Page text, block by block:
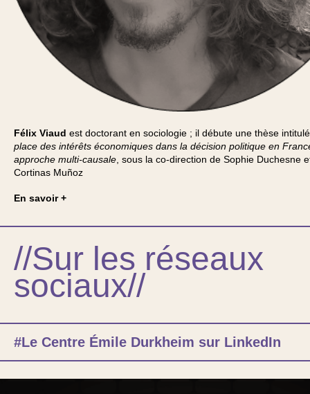
Félix Viaud est doctorant en sociologie ; il débute une thèse
place des intérêts économiques dans la décision politique en
approche multi-causale , sous la co-direction de Sophie Duchesne
Cortinas Muñoz
En savoir +
//Sur les réseaux
sociaux//
#Le Centre Émile Durkheim sur LinkedIn